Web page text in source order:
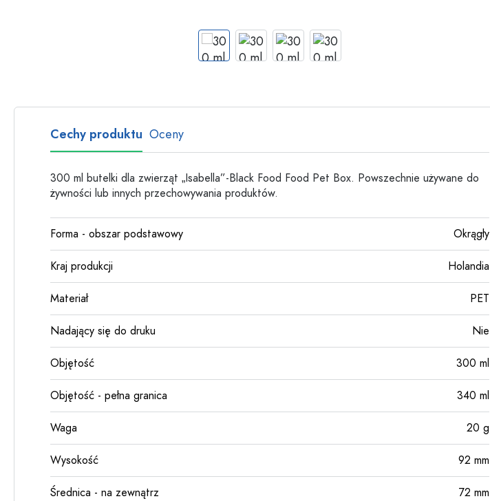
Cechy produktu Oceny
300 ml butelki dla zwierząt „Isabella”-Black Food Food Pet Box. Powszechnie używane do
żywności lub innych przechowywania produktów.
Forma - obszar podstawowy Okrągły
Kraj produkcji Holandia
Materiał PET
Nadający się do druku Nie
Objętość 300 ml
Objętość - pełna granica 340 ml
Waga 20 g
Wysokość 92 mm
Średnica - na zewnątrz 72 mm